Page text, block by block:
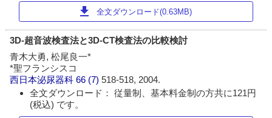
download 全文ダウンロード(0.63MB)
3D-超音波検査法と3D-CT検査法の比較検討
青木大勇, 松尾良一*
*聖フランシスコ
西日本泌尿器科 66 (7)518-518, 2004.
全文ダウンロード： 従量制、基本料金制の方共に121円
(税込) です。